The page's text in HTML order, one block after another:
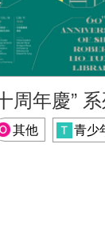
周年慶”
其他 青少